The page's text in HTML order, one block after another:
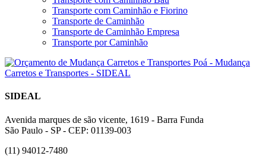
Transporte com Caminhão e Fiorino
Transporte de Caminhão
Transporte de Caminhão Empresa
Transporte por Caminhão
SIDEAL
Avenida marques de são vicente, 1619 - Barra Funda
São Paulo - SP - CEP: 01139-003
(11) 94012-7480